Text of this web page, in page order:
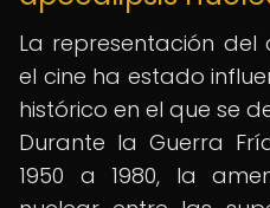
La representación del
el cine ha estado
histórico en el que se
Durante la Guerra
1950 a 1980, la